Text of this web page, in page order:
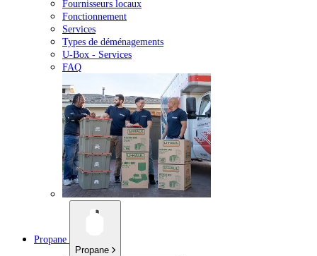
Fournisseurs locaux
Fonctionnement
Services
Types de déménagements
U-Box - Services
FAQ
Propane
Propane